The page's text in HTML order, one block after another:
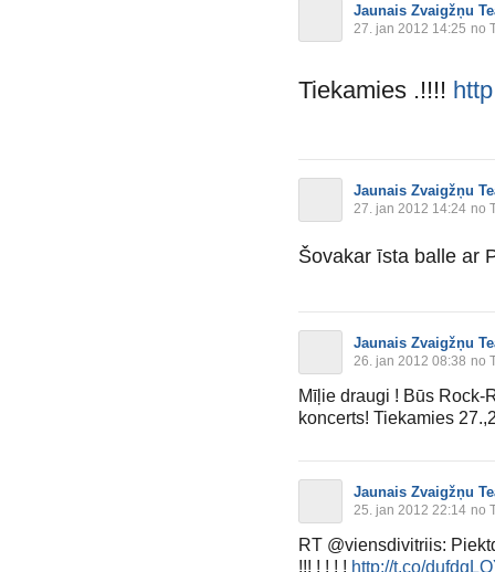
Jaunais Zvaigžņu
27. jan 2012 14:25 no
Tiekamies .!!!!
Jaunais Zvaigžņu
27. jan 2012 14:24 no
Šovakar īsta balle ar
Jaunais Zvaigžņu
26. jan 2012 08:38 no
Mīļie draugi ! Būs Rock-
koncerts! Tiekamies
Jaunais Zvaigžņu
25. jan 2012 22:14 no
RT @viensdivitriis:
!!! ! ! ! ! http://t.co/